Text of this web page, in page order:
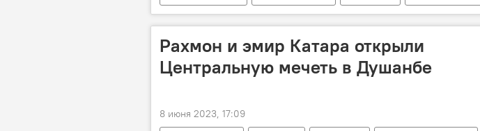
Рахмон и эмир Катара открыли
Центральную мечеть в Душанбе
8 июня 2023, 17:09